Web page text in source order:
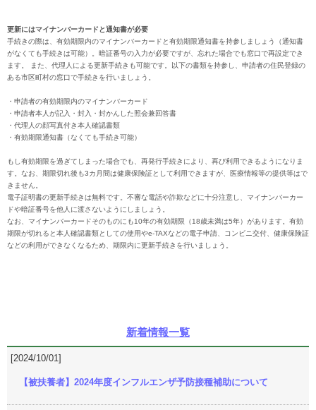
更新にはマイナンバーカードと通知書が必要
手続きの際は、有効期限内のマイナンバーカードと有効期限通知書を持参しましょう（通知書
がなくても手続きは可能）。暗証番号の入力が必要ですが、忘れた場合でも窓口で再設定でき
ます。 また、代理人による更新手続きも可能です。以下の書類を持参し、申請者の住民登録の
ある市区町村の窓口で手続きを行いましょう。
・申請者の有効期限内のマイナンバーカード
・申請者本人が記入・封入・封かんした照会兼回答書
・代理人の顔写真付き本人確認書類
・有効期限通知書（なくても手続き可能）
もし有効期限を過ぎてしまった場合でも、再発行手続きにより、再び利用できるようになりま
す。なお、期限切れ後も3カ月間は健康保険証として利用できますが、医療情報等の提供等はで
きません。
電子証明書の更新手続きは無料です。不審な電話や詐欺などに十分注意し、マイナンバーカー
ドや暗証番号を他人に渡さないようにしましょう。
なお、マイナンバーカードそのものにも10年の有効期限（18歳未満は5年）があります。有効
期限が切れると本人確認書類としての使用やe-TAXなどの電子申請、コンビニ交付、健康保険証
などの利用ができなくなるため、期限内に更新手続きを行いましょう。
新着情報一覧
[2024/10/01]
【被扶養者】2024年度インフルエンザ予防接種補助について